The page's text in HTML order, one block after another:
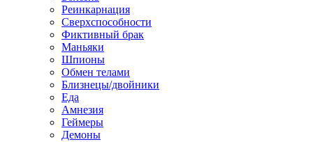
Реинкарнация
Сверхспособности
Фиктивный брак
Маньяки
Шпионы
Обмен телами
Близнецы/двойники
Еда
Амнезия
Геймеры
Демоны